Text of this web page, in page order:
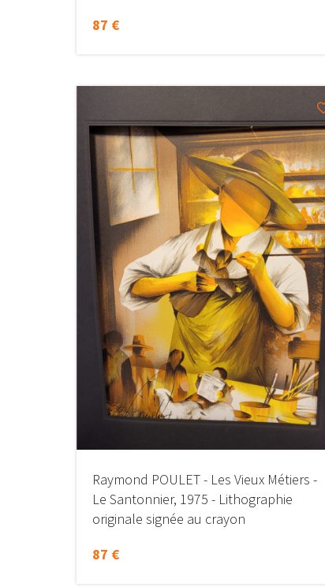
87 €
Raymond POULET - Les Vieux Métiers -
Le Santonnier, 1975 - Lithographie
originale signée au crayon
87 €